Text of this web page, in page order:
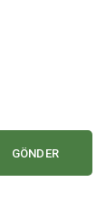
GÖNDER